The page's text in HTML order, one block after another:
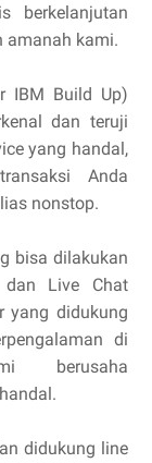
berkelanjutan
amanah kami.
IBM Build Up)
dan teruji
yang handal,
Anda
nonstop.
bisa dilakukan
dan Live Chat
yang didukung
di
berusaha
didukung line